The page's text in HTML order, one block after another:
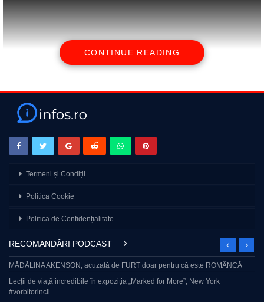
Ultimul vlog din seria Europtrip 2022 🙂 De ziua Andreiei, am decis
sa oprim in unul dintre cele mai frumoase orase ale Europei: Praga!
Si am facut o alegere excelenta, mai ales ca am testat un Spa pe
baza de… bere 🙂 #praga #cehia #haihui
Intrati pe linkul de mai jos si introduceti codul “Chiperii” pentru a
urmatoare:
https://surfshark.deals/Chiperii
source
CONTINUE READING
Termeni și Condiții
Politica Cookie
Politica de Confidențialitate
RECOMANDĂRI PODCAST
MĂDĂLINA AKENSON, acuzată de FURT doar pentru că este ROMÂNCĂ
Lecții de viață incredibile în expoziția „Marked for More”, New York
#vorbitorincii…